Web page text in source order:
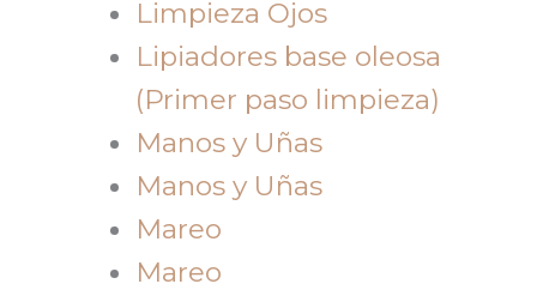
Limpieza Ojos
Lipiadores base oleosa
(Primer paso limpieza)
Manos y Uñas
Manos y Uñas
Mareo
Mareo